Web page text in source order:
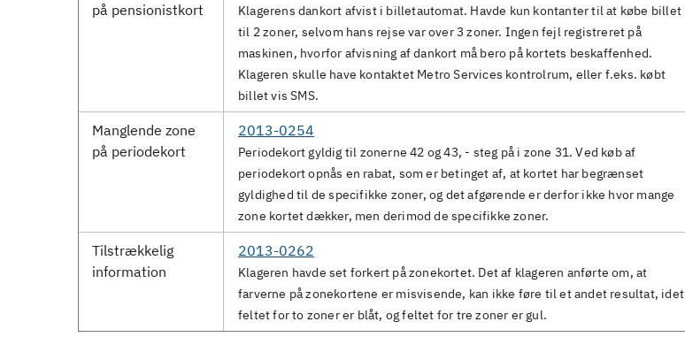
på pensionistkort
Klagerens dankort afvist i billetautomat. Havde kun kontanter til at købe billet
til 2 zoner, selvom hans rejse var over 3 zoner. Ingen fejl registreret på
maskinen, hvorfor afvisning af dankort må bero på kortets beskaffenhed.
Klageren skulle have kontaktet Metro Services kontrolrum, eller f.eks. købt
billet vis SMS.
Manglende zone
på periodekort
2013-0254
Periodekort gyldig til zonerne 42 og 43, - steg på i zone 31. Ved køb af
periodekort opnås en rabat, som er betinget af, at kortet har begrænset
gyldighed til de specifikke zoner, og det afgørende er derfor ikke hvor mange
zone kortet dækker, men derimod de specifikke zoner.
Tilstrækkelig
information
2013-0262
Klageren havde set forkert på zonekortet. Det af klageren anførte om, at
farverne på zonekortene er misvisende, kan ikke føre til et andet resultat, idet
feltet for to zoner er blåt, og feltet for tre zoner er gul.